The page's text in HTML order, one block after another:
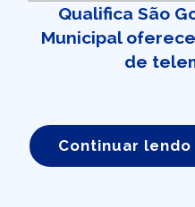
Qualifica São
Municipal
de
Continuar lendo